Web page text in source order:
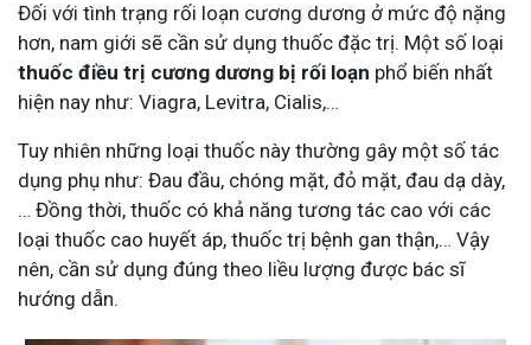
Đối với tình trạng rối loạn cương dương ở mức độ nặng
hơn, nam giới sẽ cần sử dụng thuốc đặc trị. Một số loại
thuốc điều trị cương dương bị rối loạn phổ biến nhất
hiện nay như: Viagra, Levitra, Cialis,…
Tuy nhiên những loại thuốc này thường gây một số tác
dụng phụ như: Đau đầu, chóng mặt, đỏ mặt, đau dạ dày,
… Đồng thời, thuốc có khả năng tương tác cao với các
loại thuốc cao huyết áp, thuốc trị bệnh gan thận,… Vậy
nên, cần sử dụng đúng theo liều lượng được bác sĩ
hướng dẫn.